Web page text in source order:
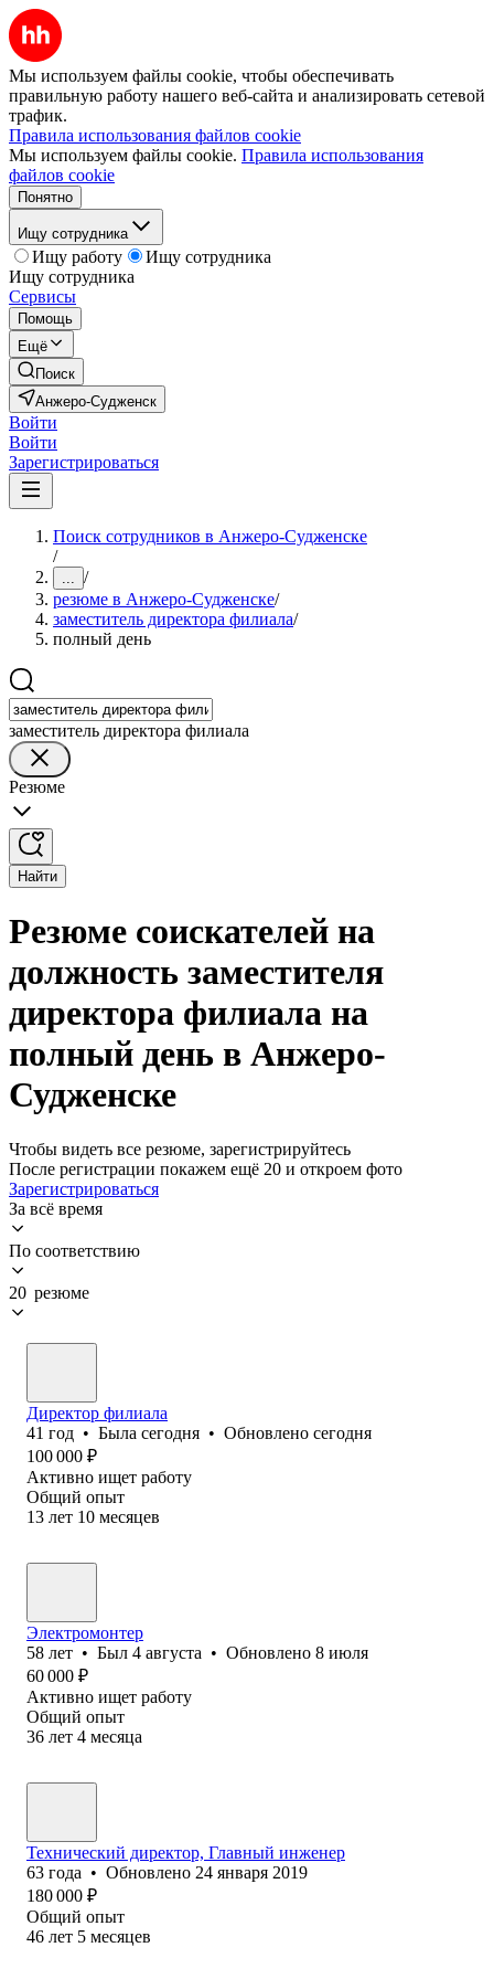
Мы используем файлы cookie, чтобы обеспечивать
правильную работу нашего веб-сайта и анализировать сетевой
трафик.
Правила использования файлов cookie
Мы используем файлы cookie. Правила использования
файлов cookie
Понятно
Ищу сотрудника
Ищу работу
Ищу сотрудника
Ищу сотрудника
Сервисы
Помощь
Ещё
Поиск
Анжеро-Судженск
Войти
Войти
Зарегистрироваться
Поиск сотрудников в Анжеро-Судженске
/
... /
резюме в Анжеро-Судженске/
заместитель директора филиала/
полный день
заместитель директора филиала
Резюме
Найти
Резюме соискателей на
должность заместителя
директора филиала на
полный день в Анжеро-
Судженске
Чтобы видеть все резюме, зарегистрируйтесь
После регистрации покажем ещё 20 и откроем фото
Зарегистрироваться
За всё время
По соответствию
20 резюме
Директор филиала
41 год • Была сегодня • Обновлено сегодня
100 000 ₽
Активно ищет работу
Общий опыт
13 лет 10 месяцев
Электромонтер
58 лет • Был 4 августа • Обновлено 8 июля
60 000 ₽
Активно ищет работу
Общий опыт
36 лет 4 месяца
Технический директор, Главный инженер
63 года • Обновлено 24 января 2019
180 000 ₽
Общий опыт
46 лет 5 месяцев